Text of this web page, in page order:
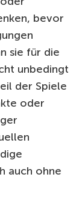
bevor
sie für die
unbedingt
der Spiele
oder
auch ohne